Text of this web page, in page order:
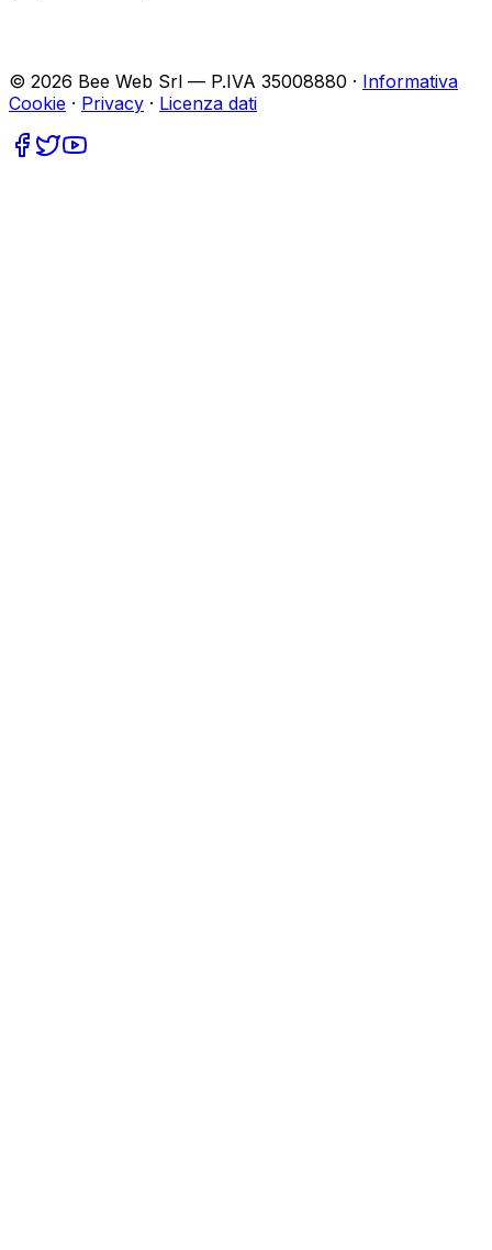
© 2026 Bee Web Srl — P.IVA 35008880 · Informativa
Cookie · Privacy · Licenza dati